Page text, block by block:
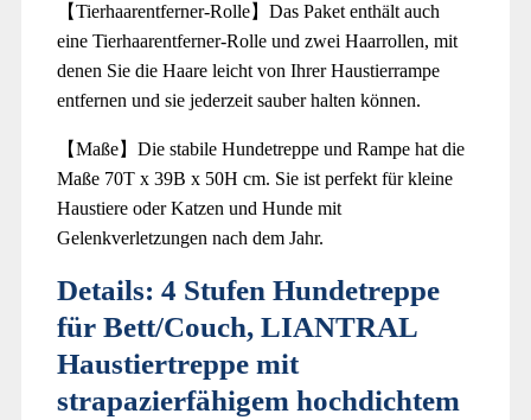
【Tierhaarentferner-Rolle】Das Paket enthält auch
eine Tierhaarentferner-Rolle und zwei Haarrollen, mit
denen Sie die Haare leicht von Ihrer Haustierrampe
entfernen und sie jederzeit sauber halten können.
【Maße】Die stabile Hundetreppe und Rampe hat die
Maße 70T x 39B x 50H cm. Sie ist perfekt für kleine
Haustiere oder Katzen und Hunde mit
Gelenkverletzungen nach dem Jahr.
Details: 4 Stufen Hundetreppe
für Bett/Couch, LIANTRAL
Haustiertreppe mit
strapazierfähigem hochdichtem